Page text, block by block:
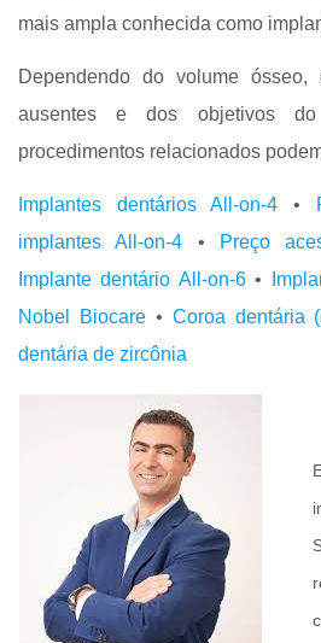
mais ampla conhecida como
Dependendo do volume
ausentes e dos objetivos do
procedimentos relacionados
Implantes dentários All-on-4 •
implantes All-on-4 • Preço
Implante dentário All-on-6•
Nobel Biocare• Coroa dentária
dentária de zircônia